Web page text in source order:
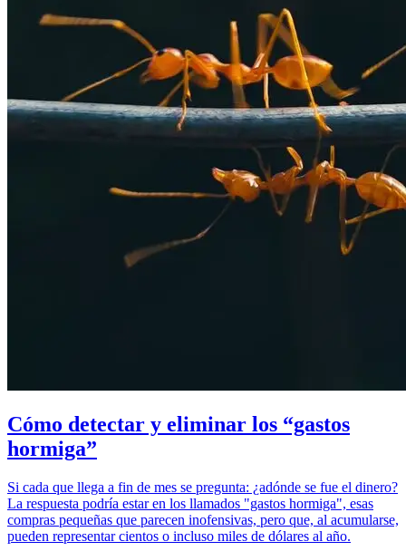
Cómo detectar y eliminar los “gastos
hormiga”
Si cada que llega a fin de mes se pregunta: ¿adónde se fue el dinero?
La respuesta podría estar en los llamados "gastos hormiga", esas
compras pequeñas que parecen inofensivas, pero que, al acumularse,
pueden representar cientos o incluso miles de dólares al año.